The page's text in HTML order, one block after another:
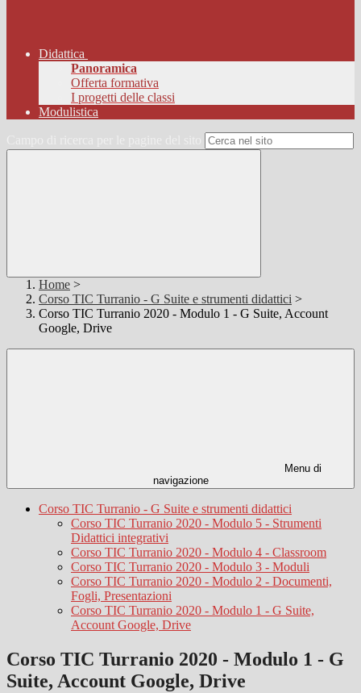
Didattica
Panoramica
Offerta formativa
I progetti delle classi
Modulistica
Home >
Corso TIC Turranio - G Suite e strumenti didattici >
Corso TIC Turranio 2020 - Modulo 1 - G Suite, Account
Google, Drive
Menu di
navigazione
Corso TIC Turranio - G Suite e strumenti didattici
Corso TIC Turranio 2020 - Modulo 5 - Strumenti
Didattici integrativi
Corso TIC Turranio 2020 - Modulo 4 - Classroom
Corso TIC Turranio 2020 - Modulo 3 - Moduli
Corso TIC Turranio 2020 - Modulo 2 - Documenti,
Fogli, Presentazioni
Corso TIC Turranio 2020 - Modulo 1 - G Suite,
Account Google, Drive
Corso TIC Turranio 2020 - Modulo 1 - G
Suite, Account Google, Drive